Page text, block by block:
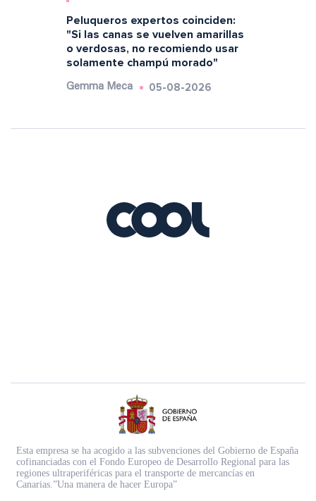
Peluqueros expertos coinciden:
"Si las canas se vuelven amarillas
o verdosas, no recomiendo usar
solamente champú morado"
Gemma Meca 05-08-2026
Esta empresa se ha acogido a las subvenciones del Gobierno de España
cofinanciadas con el Fondo Europeo de Desarrollo Regional para las
regiones ultraperiféricas para el transporte de mercancías en
Canarias.”Una manera de hacer Europa”